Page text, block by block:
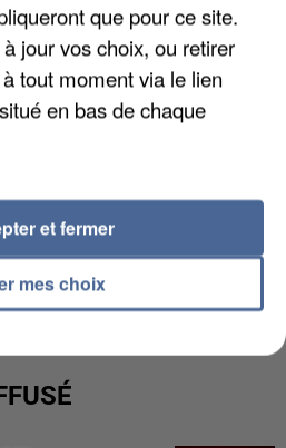
SUPPOSÉS DE LA DZ
ALGÉRIE
que pour ce site.
jour vos choix, ou retirer
tout moment via le lien
en bas de chaque
mes choix
et fermer